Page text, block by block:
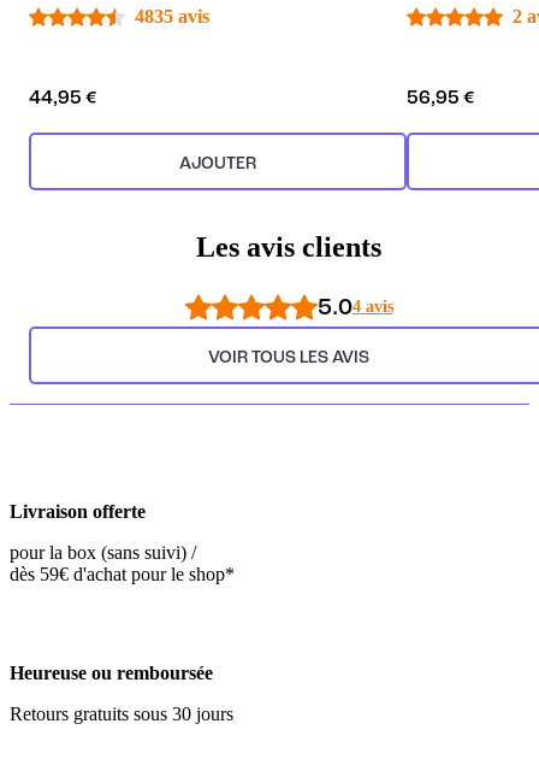
4835 avis
44,95 €
AJOUTER
2
56,95 €
Les avis clients
5.04 avis
VOIR TOUS LES AVIS
Livraison offerte
pour la box (sans suivi) /
dès 59€ d'achat pour le shop*
Heureuse ou remboursée
Retours gratuits sous 30 jours